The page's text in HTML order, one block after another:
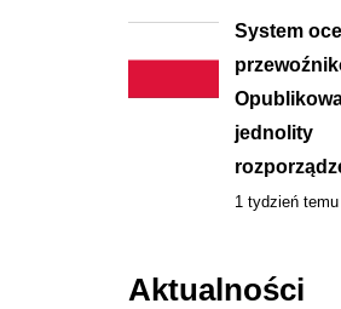
System
jednolity
1 tydzień temu
Aktualności